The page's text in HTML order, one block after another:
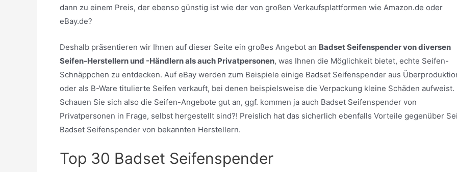
dann zu einem Preis, der ebenso günstig ist wie der von großen Verkaufsplattformen wie Amazon.de oder
eBay.de?
Deshalb präsentieren wir Ihnen auf dieser Seite ein großes Angebot an Badset Seifenspender von diversen
Seifen-Herstellern und -Händlern als auch Privatpersonen, was Ihnen die Möglichkeit bietet, echte Seifen-
Schnäppchen zu entdecken. Auf eBay werden zum Beispiele einige Badset Seifenspender aus
oder als B-Ware titulierte Seifen verkauft, bei denen beispielsweise die Verpackung kleine Schäden aufweist.
Schauen Sie sich also die Seifen-Angebote gut an, ggf. kommen ja auch Badset Seifenspender von
Privatpersonen in Frage, selbst hergestellt sind?! Preislich hat das sicherlich ebenfalls Vorteile gegenüber
Badset Seifenspender von bekannten Herstellern.
Top 30 Badset Seifenspender